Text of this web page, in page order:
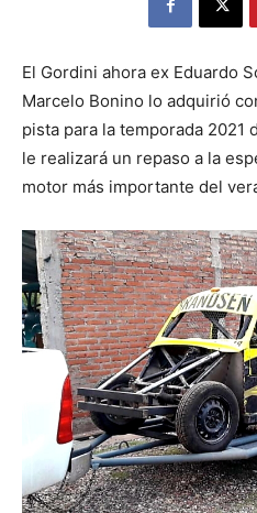
El Gordini ahora ex Eduardo
Marcelo Bonino lo adquirió
pista para la temporada 2021
le realizará un repaso a la
motor más importante del